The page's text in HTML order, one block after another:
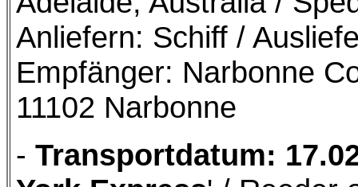
Anliefern: Schiff /
Empfänger: Narbonne
11102 Narbonne
- Transportdatum: